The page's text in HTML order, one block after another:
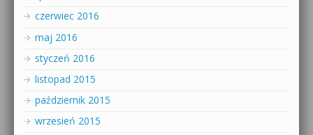
czerwiec 2016
maj 2016
styczeń 2016
listopad 2015
październik 2015
wrzesień 2015